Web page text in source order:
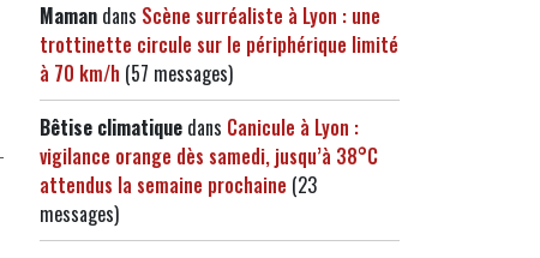
Maman dans Scène surréaliste à Lyon : une
trottinette circule sur le périphérique limité
à 70 km/h (57 messages)
Bêtise climatique dans Canicule à Lyon :
vigilance orange dès samedi, jusqu’à 38°C
attendus la semaine prochaine (23
messages)